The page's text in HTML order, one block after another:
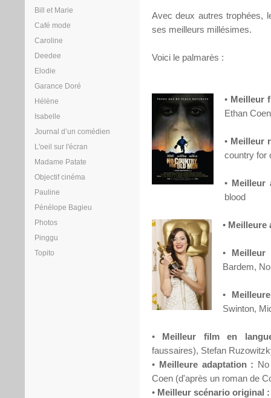
Bill et Marie
Café mode
Caroline
Deedee
Elodie
Garance Doré
Hélène
Isabelle
Journal d’un comédien
L'oeil sur l'écran
Madame Patate
Objectif cinéma
Pauline
Pénélope Bagieu
Photos
Pinggu
Topito
Avec deux autres trophées,
ses meilleurs millésimes.
Voici le palmarès :
• Meilleur
Ethan
• Meilleur
country for
• Meilleur
blood
• Meilleure
•
Bardem,
•
Swinton,
• Meilleur film en
faussaires), Stefan
• Meilleure adaptation :
Coen (d'après un roman de
• Meilleur scénario original :